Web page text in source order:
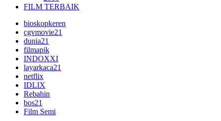
FILM TERBAIK
bioskopkeren
cgvmovie21
dunia21
filmapik
INDOXXI
layarkaca21
netflix
IDLIX
Rebahin
bos21
Film Semi